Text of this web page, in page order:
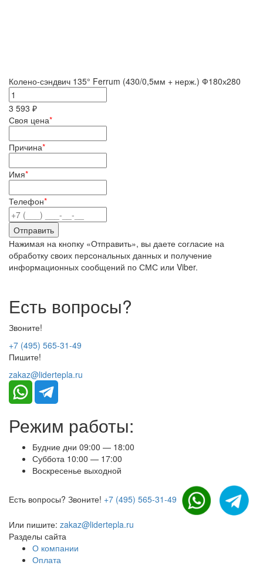
Колено-сэндвич 135° Ferrum (430/0,5мм + нерж.) Ф180х280
3 593 ₽
Своя цена*
Причина*
Имя*
Телефон*
Нажимая на кнопку «Отправить», вы даете согласие на
обработку своих персональных данных и получение
информационных сообщений по СМС или Viber.
Есть вопросы?
Звоните!
+7 (495) 565-31-49
Пишите!
zakaz@lidertepla.ru
Режим работы:
Будние дни 09:00 — 18:00
Суббота 10:00 — 17:00
Воскресенье выходной
Есть вопросы? Звоните! +7 (495) 565-31-49
Или пишите: zakaz@lidertepla.ru
Разделы сайта
О компании
Оплата